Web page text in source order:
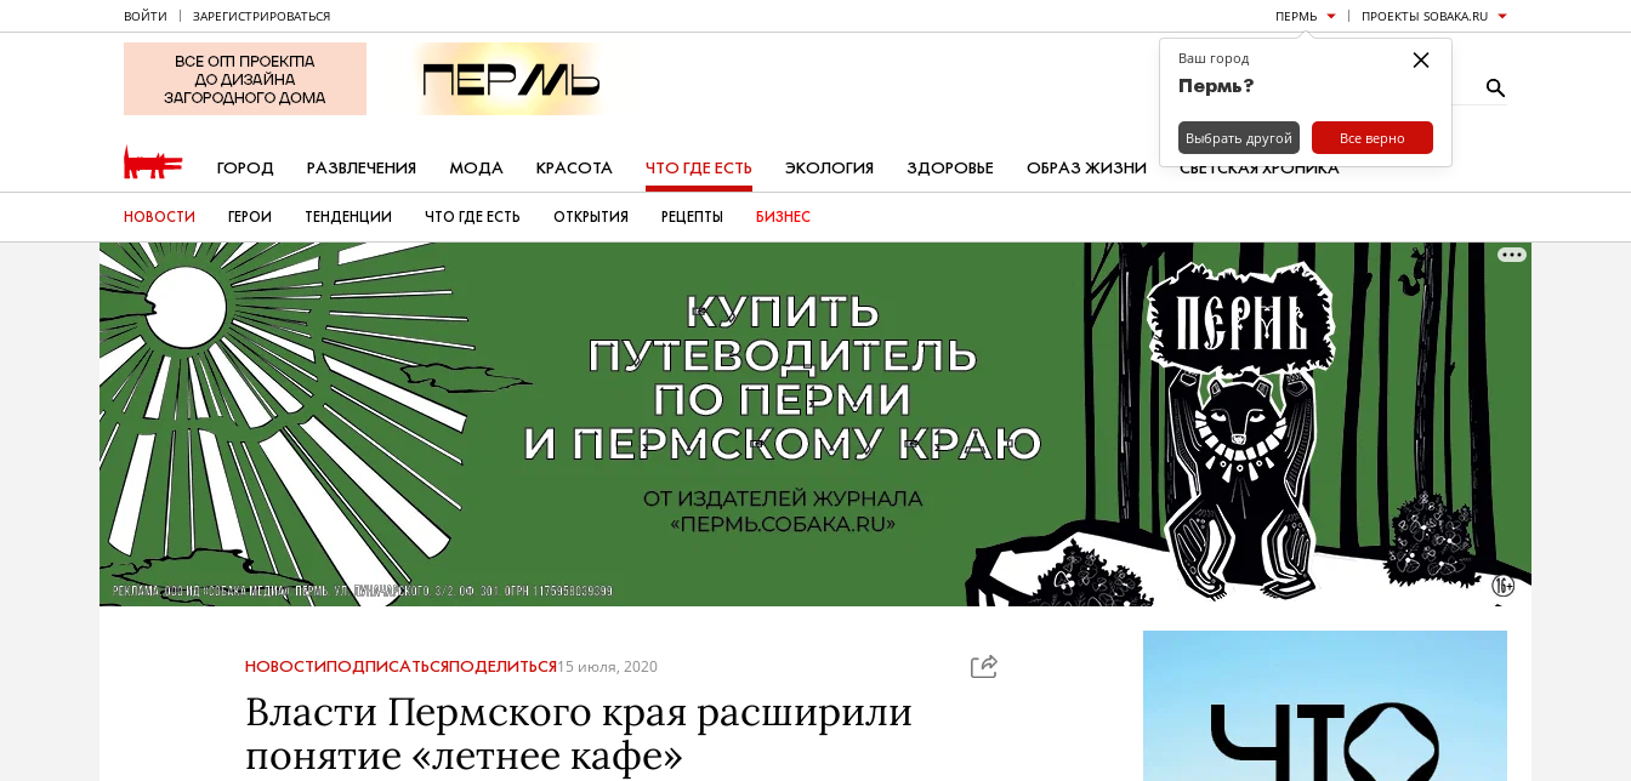
ВОЙТИ ЗАРЕГИСТРИРОВАТЬСЯ ПЕРМЬ ПРОЕКТЫ SOBAKA.RU
ГОРОД РАЗВЛЕЧЕНИЯ МОДА КРАСОТА ЧТО ГДЕ ЕСТЬ ЭКОЛОГИЯ ЗДОРОВЬЕ ОБРАЗ ЖИЗНИ СВЕТСКАЯ ХРОНИКА
НОВОСТИ ГЕРОИ ТЕНДЕНЦИИ ЧТО ГДЕ ЕСТЬ ОТКРЫТИЯ РЕЦЕПТЫ БИЗНЕС
НОВОСТИПОДПИСАТЬСЯПОДЕЛИТЬСЯ15 июля, 2020
Власти Пермского края расширили
понятие «летнее кафе»
×
Ваш город
Пермь?
Выбрать другой Все верно